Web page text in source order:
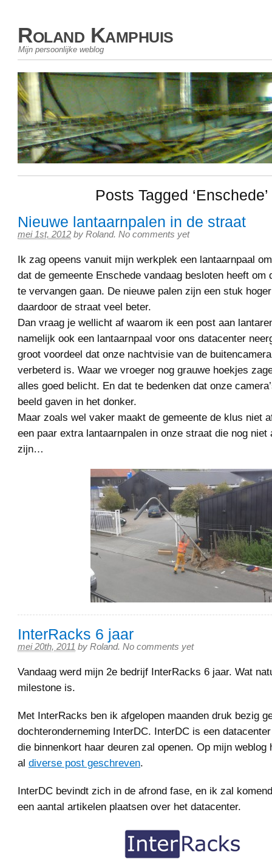
Roland Kamphuis
Mijn persoonlijke weblog
Posts Tagged ‘Enschede’
Nieuwe lantaarnpalen in de straat
mei 1st, 2012 by Roland. No comments yet
Ik zag opeens vanuit mijn werkplek een lantaarnpaal
dat de gemeente Enschede vandaag besloten heeft om
te vervangen gaan. De nieuwe palen zijn een stuk
daardoor de straat veel beter.
Dan vraag je wellicht af waarom ik een post aan
namelijk ook een lantaarnpaal voor ons datacenter
groot voordeel dat onze nachtvisie van de
verbeterd is. Waar we vroeger nog grauwe hoekjes
alles goed belicht. En dat te bedenken dat onze
beeld gaven in het donker.
Maar zoals wel vaker maakt de gemeente de klus niet
een paar extra lantaarnpalen in onze straat die nog niet
zijn…
InterRacks 6 jaar
mei 20th, 2011 by Roland. No comments yet
Vandaag werd mijn 2e bedrijf InterRacks 6 jaar. Wat
milestone is.
Met InterRacks ben ik afgelopen maanden druk bezig
dochteronderneming InterDC. InterDC is een
die binnenkort haar deuren zal openen. Op mijn weblog
al diverse post geschreven.
InterDC bevindt zich in de afrond fase, en ik zal
een aantal artikelen plaatsen over het datacenter.